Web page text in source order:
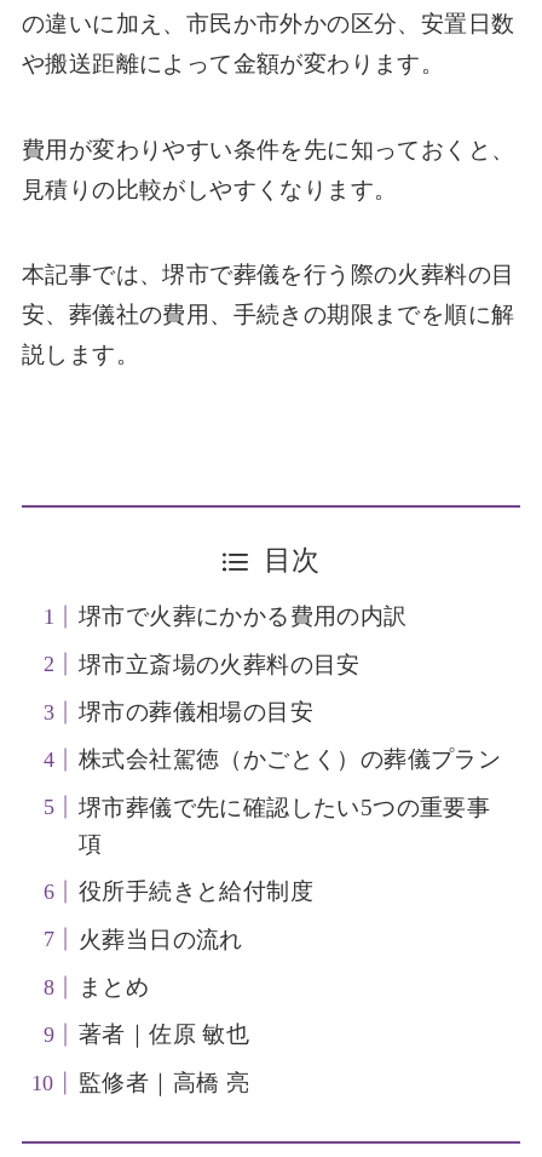
の違いに加え、市民か市外かの区分、安置日数
や搬送距離によって金額が変わります。
費用が変わりやすい条件を先に知っておくと、
見積りの比較がしやすくなります。
本記事では、堺市で葬儀を行う際の火葬料の目
安、葬儀社の費用、手続きの期限までを順に解
説します。
目次
堺市で火葬にかかる費用の内訳
堺市立斎場の火葬料の目安
堺市の葬儀相場の目安
株式会社駕徳（かごとく）の葬儀プラン
堺市葬儀で先に確認したい5つの重要事
項
役所手続きと給付制度
火葬当日の流れ
まとめ
著者｜佐原 敏也
監修者｜高橋 亮